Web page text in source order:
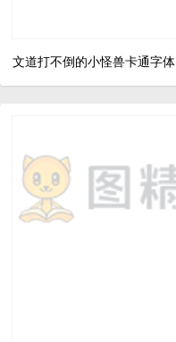
文道打不倒的小怪兽卡通字体